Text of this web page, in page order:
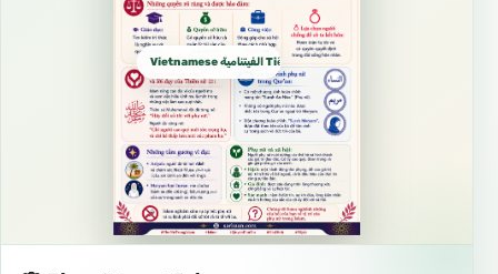
Vietnamese الفيتنامية Tiếng Việt